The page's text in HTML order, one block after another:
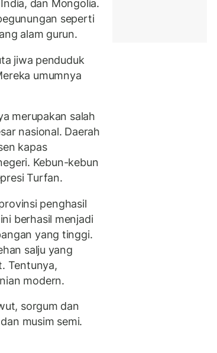
dan Mongolia.
seperti
alam gurun.
jiwa penduduk
umumnya
merupakan salah
nasional. Daerah
kapas
Kebun-kebun
Turfan.
penghasil
berhasil menjadi
yang tinggi.
salju yang
Tentunya,
modern.
sorgum dan
musim semi.